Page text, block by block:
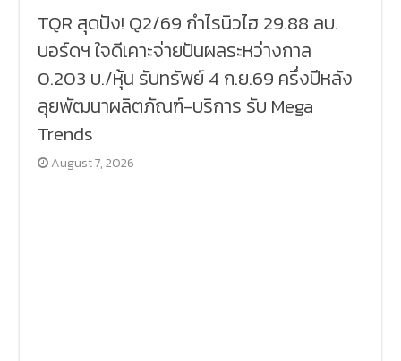
TQR สุดปัง! Q2/69 กำไรนิวไฮ 29.88 ลบ.
บอร์ดฯ ใจดีเคาะจ่ายปันผลระหว่างกาล
0.203 บ./หุ้น รับทรัพย์ 4 ก.ย.69 ครึ่งปีหลัง
ลุยพัฒนาผลิตภัณฑ์-บริการ รับ Mega
Trends
August 7, 2026